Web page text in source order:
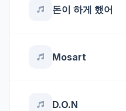
돈이 하게 했어
Mosart
D.O.N